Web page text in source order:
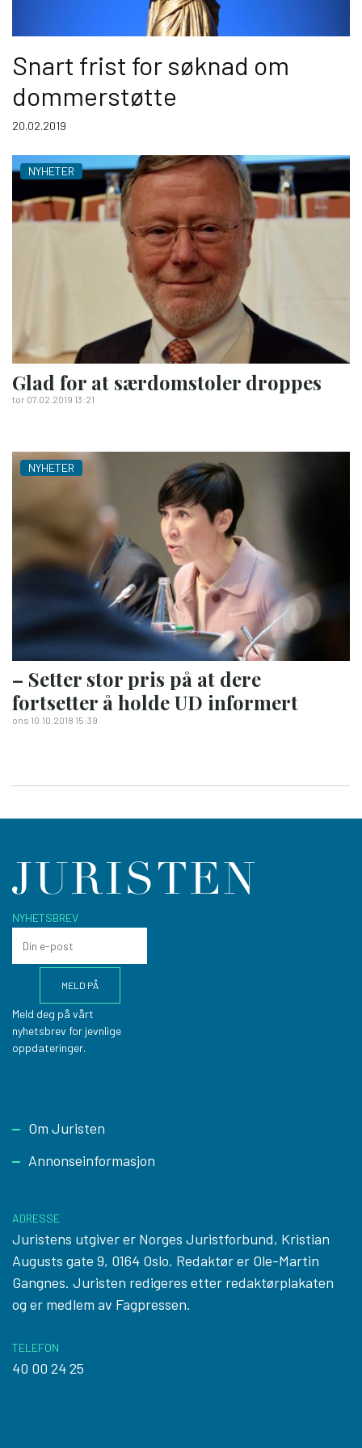
Snart frist for søknad om
dommer­støtte
20.02.2019
NYHETER
Glad for at sær­domstoler droppes
tor 07.02.2019 13:21
NYHETER
– Setter stor pris på at dere
fortsetter å holde UD informert
ons 10.10.2018 15:39
NYHETSBREV
Meld deg på vårt
nyhetsbrev for jevnlige
oppdateringer.
Footer
Om Juristen
Annonseinformasjon
ADRESSE
Juristens utgiver er Norges Juristforbund, Kristian
Augusts gate 9, 0164 Oslo. Redaktør er Ole-Martin
Gangnes. Juristen redigeres etter redaktørplakaten
og er medlem av Fagpressen.
TELEFON
40 00 24 25